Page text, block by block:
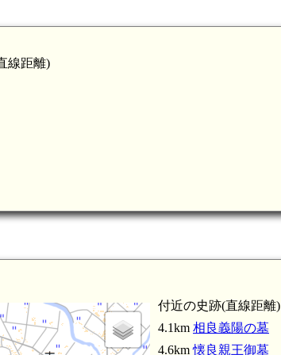
線距離)
付近の史跡(直線距離)
4.1km 相良義陽の墓
4.6km懐良親王御墓